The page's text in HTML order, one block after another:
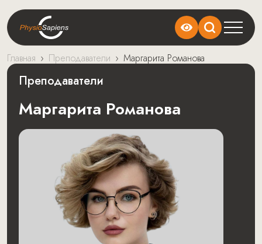
Главная › Преподаватели › Маргарита Романова
Преподаватели
Маргарита Романова